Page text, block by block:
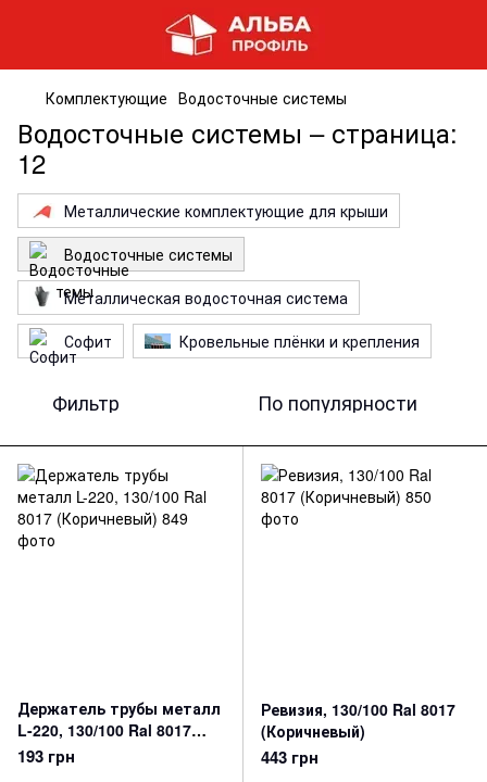
Комплектующие Водосточные системы
Водосточные системы – страница:
12
Металлические комплектующие для крыши
Водосточные системы
Металлическая водосточная система
Софит
Кровельные плёнки и крепления
Фильтр По популярности
Держатель трубы металл
L-220, 130/100 Ral 8017
(Коричневый)
193 грн
Ревизия, 130/100 Ral 8017
(Коричневый)
443 грн